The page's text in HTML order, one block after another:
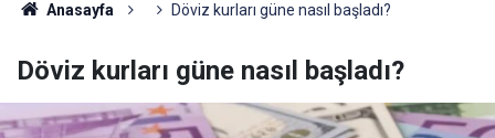
Anasayfa Döviz kurları güne nasıl başladı?
Döviz kurları güne nasıl başladı?